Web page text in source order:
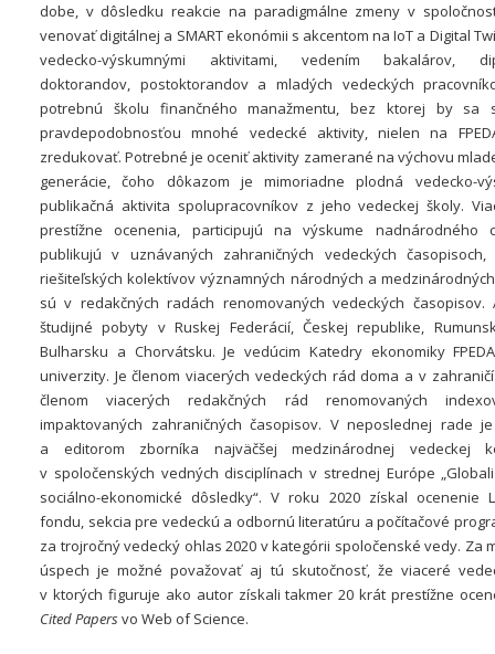
dobe, v dôsledku reakcie na paradigmálne zmeny v
venovať digitálnej a SMART ekonómii s akcentom na IoT a Digital
vedecko-výskumnými aktivitami, vedením bakalárov,
doktorandov, postoktorandov a mladých vedeckých
potrebnú školu finančného manažmentu, bez ktorej by sa
pravdepodobnosťou mnohé vedecké aktivity, nielen na
zredukovať. Potrebné je oceniť aktivity zamerané na výchovu
generácie, čoho dôkazom je mimoriadne plodná vedecko-
publikačná aktivita spolupracovníkov z jeho vedeckej školy.
prestížne ocenenia, participujú na výskume nadnárodného
publikujú v uznávaných zahraničných vedeckých
riešiteľských kolektívov významných národných a
sú v redakčných radách renomovaných vedeckých časopisov.
študijné pobyty v Ruskej Federácií, Českej republike,
Bulharsku a Chorvátsku. Je vedúcim Katedry ekonomiky
univerzity. Je členom viacerých vedeckých rád doma a v
členom viacerých redakčných rád renomovaných
impaktovaných zahraničných časopisov. V neposlednej rade
a editorom zborníka najväčšej medzinárodnej vedeckej
v spoločenských vedných disciplínach v strednej Európe
sociálno-ekonomické dôsledky“. V roku 2020 získal ocenenie
fondu, sekcia pre vedeckú a odbornú literatúru a počítačové
za trojročný vedecký ohlas 2020 v kategórii spoločenské vedy. Za
úspech je možné považovať aj tú skutočnosť, že viaceré
v ktorých figuruje ako autor získali takmer 20 krát prestížne
Cited Papersvo Web of Science.